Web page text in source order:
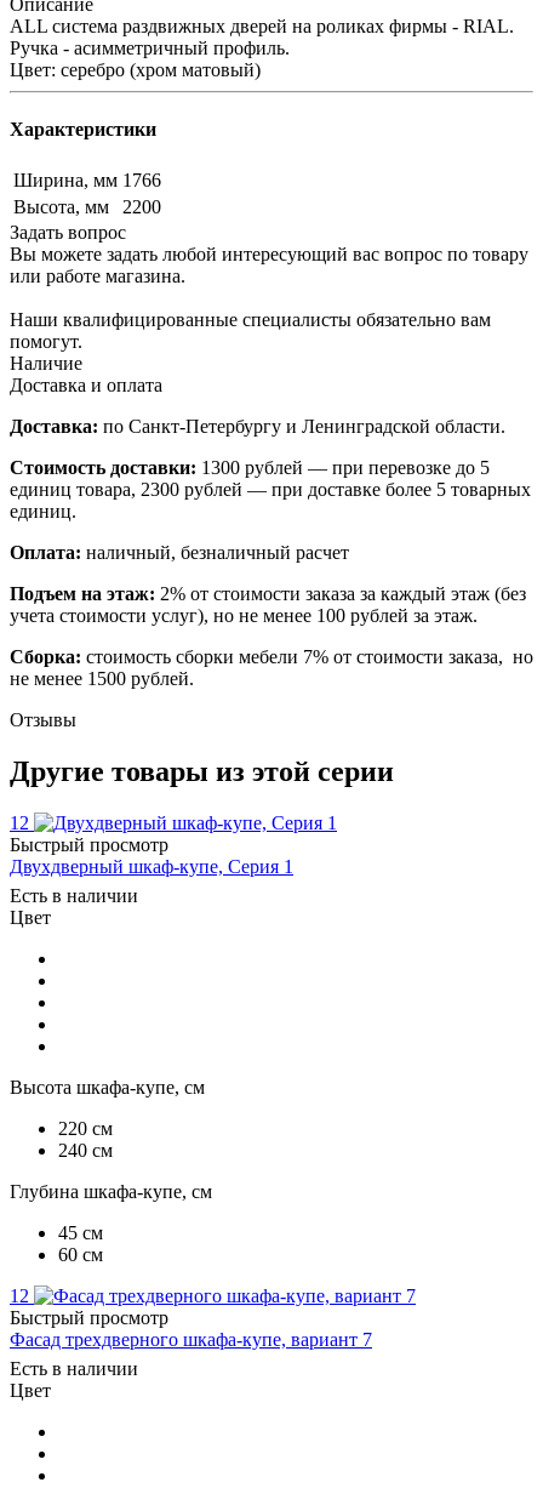
ALL система раздвижных дверей на роликах фирмы - RIAL.
Ручка - асимметричный профиль.
Цвет: серебро (хром матовый)
Характеристики
Ширина, мм 1766
Высота, мм
2200
Задать вопрос
Вы можете задать любой интересующий вас вопрос по товару
или работе магазина.
Наши квалифицированные специалисты обязательно вам
помогут.
Наличие
Доставка и оплата
Доставка: по Санкт-Петербургу и Ленинградской области.
Стоимость доставки: 1300 рублей — при перевозке до 5
единиц товара, 2300 рублей — при доставке более 5 товарных
единиц.
Оплата: наличный, безналичный расчет
Подъем на этаж: 2% от стоимости заказа за каждый этаж (без
учета стоимости услуг), но не менее 100 рублей за этаж.
Сборка: стоимость сборки мебели 7% от стоимости заказа, но
не менее 1500 рублей.
Отзывы
Другие товары из этой серии
12
Быстрый просмотр
Двухдверный шкаф-купе, Серия 1
Есть в наличии
Цвет
Высота шкафа-купе, см
220 см
240 см
Глубина шкафа-купе, см
45 см
60 см
12
Быстрый просмотр
Фасад трехдверного шкафа-купе, вариант 7
Есть в наличии
Цвет